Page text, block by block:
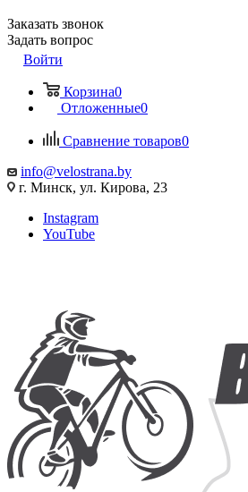
Заказать звонок
Задать вопрос
Войти
Корзина0
Отложенные0
Сравнение товаров0
info@velostrana.by
г. Минск, ул. Кирова, 23
Instagram
YouTube